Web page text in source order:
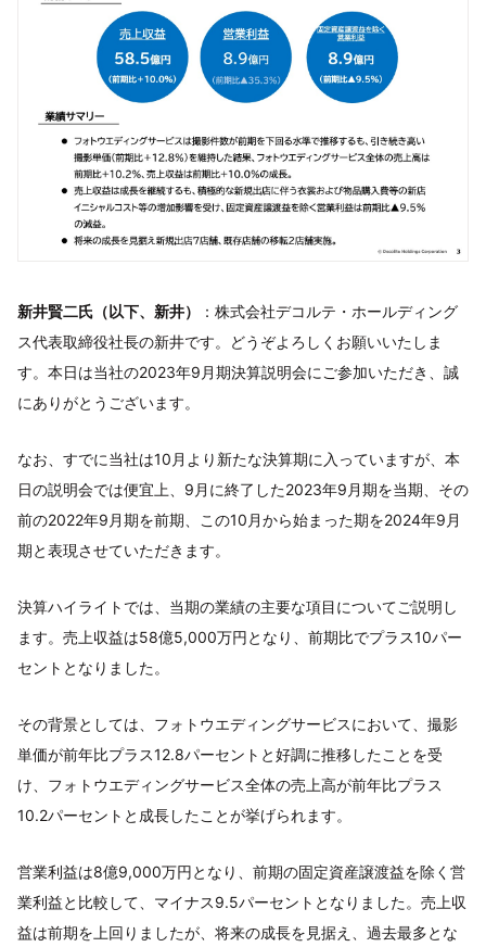
新井賢二氏（以下、新井）
：株式会社デコルテ・ホールディング
ス代表取締役社長の新井です。どうぞよろしくお願いいたしま
す。本日は当社の2023年9月期決算説明会にご参加いただき、誠
にありがとうございます。
なお、すでに当社は10月より新たな決算期に入っていますが、本
日の説明会では便宜上、9月に終了した2023年9月期を当期、その
前の2022年9月期を前期、この10月から始まった期を2024年9月
期と表現させていただきます。
決算ハイライトでは、当期の業績の主要な項目についてご説明し
ます。売上収益は58億5,000万円となり、前期比でプラス10パー
セントとなりました。
その背景としては、フォトウエディングサービスにおいて、撮影
単価が前年比プラス12.8パーセントと好調に推移したことを受
け、フォトウエディングサービス全体の売上高が前年比プラス
10.2パーセントと成長したことが挙げられます。
営業利益は8億9,000万円となり、前期の固定資産譲渡益を除く営
業利益と比較して、マイナス9.5パーセントとなりました。売上収
益は前期を上回りましたが、将来の成長を見据え、過去最多とな